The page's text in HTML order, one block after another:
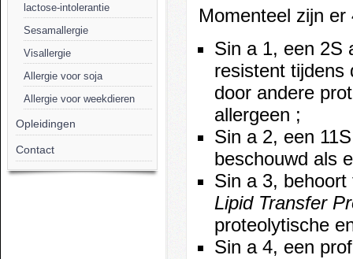
lactose-intolerantie
Sesamallergie
Visallergie
Allergie voor soja
Allergie voor weekdieren
Opleidingen
Contact
Momenteel zijn
Sin a 1, een 2S
resistent tijdens
door andere
allergeen ;
Sin a 2, een
beschouwd als
Sin a 3,
Lipid Transfer
proteolytische
Sin a 4, een